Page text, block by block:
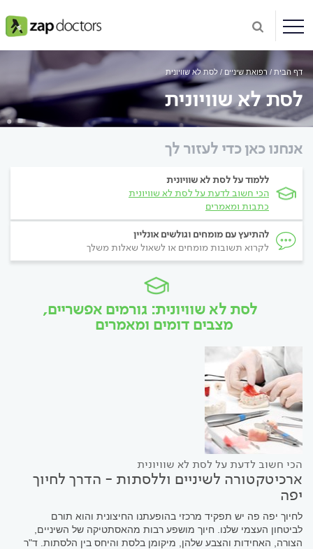
דף הבית רפואת שיניים לסת לא שוויונית
לסת לא שוויונית
אנחנו כאן כדי לעזור לך
ללמוד על לסת לא שוויונית
הכי חשוב לדעת על לסת לא שוויונית
כתבות ומאמרים
להתיעץ עם מומחים וגולשים אונליין
לקרוא תשובות מומחים או לשאול שאלות משלך
לסת לא שוויונית: גורמים אפשריים,
מצבים דומים ומאמרים
הכי חשוב לדעת על לסת לא שוויונית
ארכיטקטורה לשיניים וללסתות - הדרך לחיוך
יפה
לחיוך יפה פה יש תפקיד מרכזי בהופעתנו החיצונית והוא תורם
לביטחון העצמי שלנו. חיוך מושפע רבות מהאסתטיקה של השיניים,
הצורה, האחידות והצבע שלהן, מיקומן בלסת והיחס בין הלסתות. ד"ר